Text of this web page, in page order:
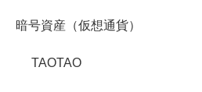
暗号資産（仮想通貨）
TAOTAO